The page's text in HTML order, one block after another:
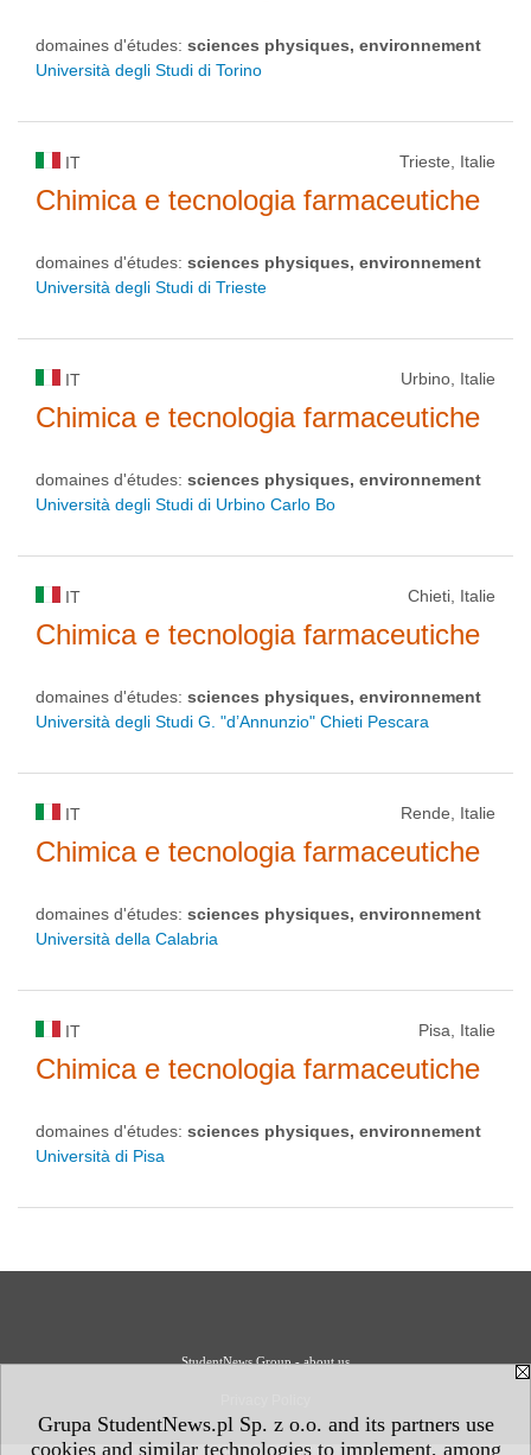
Grupa StudentNews.pl Sp. z o.o. and its partners use
cookies and similar technologies to implement, among
domaines d'études: sciences physiques, environnement
Università degli Studi di Torino
IT Trieste, Italie
Chimica e tecnologia farmaceutiche
domaines d'études: sciences physiques, environnement
Università degli Studi di Trieste
IT Urbino, Italie
Chimica e tecnologia farmaceutiche
domaines d'études: sciences physiques, environnement
Università degli Studi di Urbino Carlo Bo
IT Chieti, Italie
Chimica e tecnologia farmaceutiche
domaines d'études: sciences physiques, environnement
Università degli Studi G. "d’Annunzio" Chieti Pescara
IT Rende, Italie
Chimica e tecnologia farmaceutiche
domaines d'études: sciences physiques, environnement
Università della Calabria
IT Pisa, Italie
Chimica e tecnologia farmaceutiche
domaines d'études: sciences physiques, environnement
Università di Pisa
StudentNews Group - about us